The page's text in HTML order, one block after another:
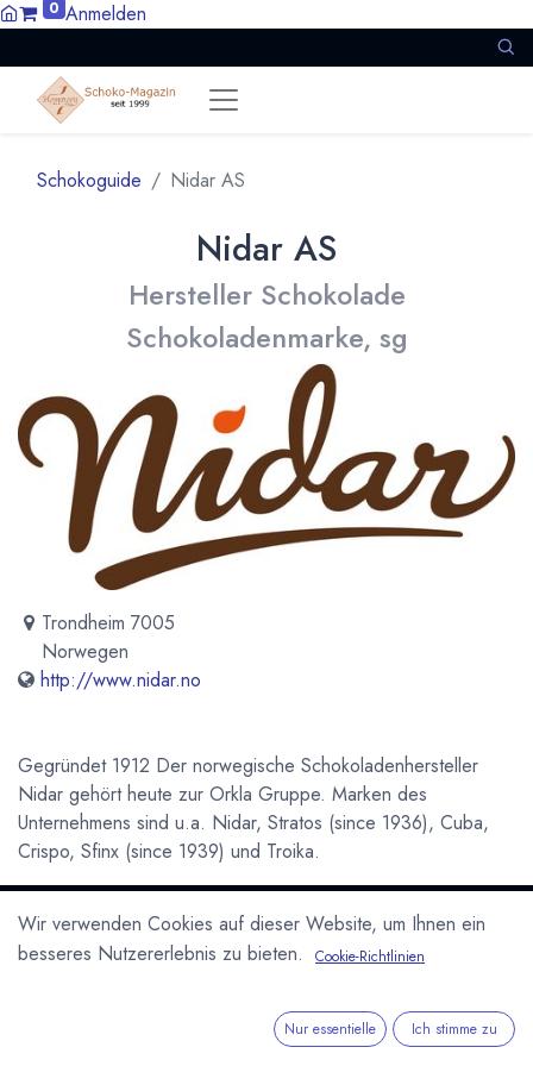
0 Anmelden
Schokoguide Nidar AS
Nidar AS
Hersteller Schokolade
Schokoladenmarke, sg
Trondheim 7005
Norwegen
http://www.nidar.no
Gegründet 1912 Der norwegische Schokoladenhersteller
Nidar gehört heute zur Orkla Gruppe. Marken des
Unternehmens sind u.a. Nidar, Stratos (since 1936), Cuba,
Crispo, Sfinx (since 1939) und Troika.
Newsletter
Kostenlose News - 1 Mal pro Monat:
Datenschutzerklärung&
Wir verwenden Cookies auf dieser Website, um Ihnen ein
besseres Nutzererlebnis zu bieten.
Cookie-Richtlinien
Nur essentielle Ich stimme zu